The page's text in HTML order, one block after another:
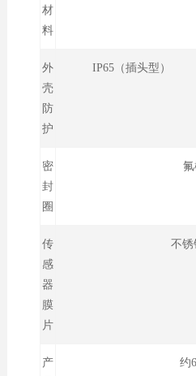
材
料
外
壳
防
护
IP65（插头型
密
封
圈
传
感
器
膜
片
不锈
产
约